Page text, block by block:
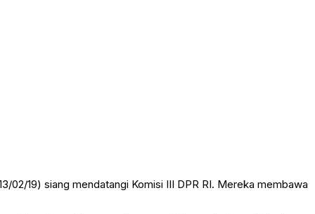
02/19) siang mendatangi Komisi III DPR RI. Mereka membawa